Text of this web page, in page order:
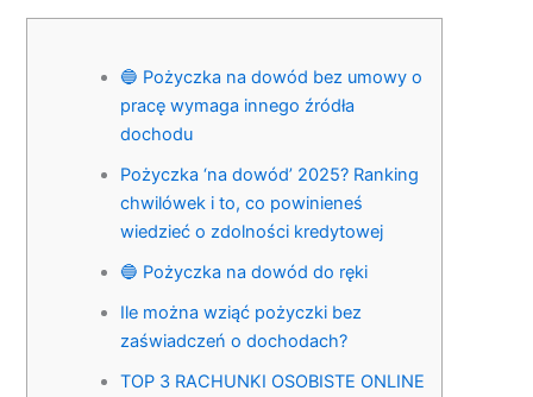
🔵 Pożyczka na dowód bez umowy o
pracę wymaga innego źródła
dochodu
Pożyczka ‘na dowód’ 2025? Ranking
chwilówek i to, co powinieneś
wiedzieć o zdolności kredytowej
🔵 Pożyczka na dowód do ręki
Ile można wziąć pożyczki bez
zaświadczeń o dochodach?
TOP 3 RACHUNKI OSOBISTE ONLINE